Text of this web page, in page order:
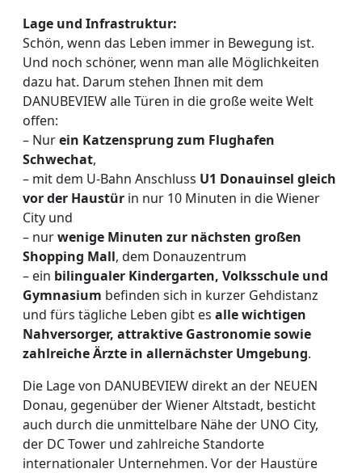
Lage und Infrastruktur:
Schön, wenn das Leben immer in Bewegung ist.
Und noch schöner, wenn man alle Möglichkeiten
dazu hat. Darum stehen Ihnen mit dem
DANUBEVIEW alle Türen in die große weite Welt
offen:
– Nurein Katzensprung zum Flughafen
Schwechat,
– mit dem U-Bahn Anschluss U1 Donauinsel gleich
vor der Haustür in nur 10 Minuten in die Wiener
City und
– nurwenige Minuten zur nächsten großen
Shopping Mall, dem Donauzentrum
– ein bilingualer Kindergarten, Volksschule und
Gymnasium befinden sich in kurzer Gehdistanz
und fürs tägliche Leben gibt es alle wichtigen
Nahversorger, attraktive Gastronomie sowie
zahlreiche Ärzte in allernächster Umgebung.
Die Lage von DANUBEVIEW direkt an der NEUEN
Donau, gegenüber der Wiener Altstadt, besticht
auch durch die unmittelbare Nähe der UNO City,
der DC Tower und zahlreiche Standorte
internationaler Unternehmen. Vor der Haustüre